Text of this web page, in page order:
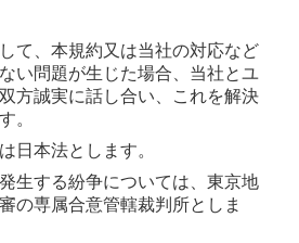
て、本規約又は当社の対応など
い問題が生じた場合、当社とユ
方誠実に話し合い、これを解決
。
日本法とします。
生する紛争については、東京地
の専属合意管轄裁判所としま